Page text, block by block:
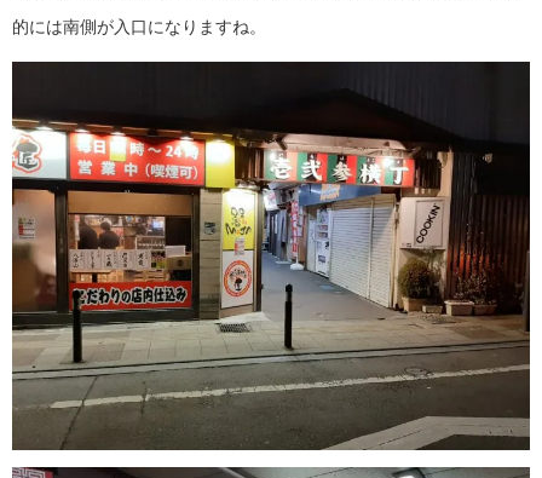
的には南側が入口になりますね。